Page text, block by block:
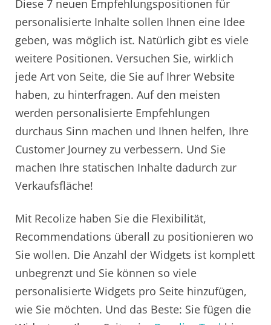
Diese 7 neuen Empfehlungspositionen für
personalisierte Inhalte sollen Ihnen eine Idee
geben, was möglich ist. Natürlich gibt es viele
weitere Positionen. Versuchen Sie, wirklich
jede Art von Seite, die Sie auf Ihrer Website
haben, zu hinterfragen. Auf den meisten
werden personalisierte Empfehlungen
durchaus Sinn machen und Ihnen helfen, Ihre
Customer Journey zu verbessern. Und Sie
machen Ihre statischen Inhalte dadurch zur
Verkaufsfläche!
Mit Recolize haben Sie die Flexibilität,
Recommendations überall zu positionieren wo
Sie wollen. Die Anzahl der Widgets ist komplett
unbegrenzt und Sie können so viele
personalisierte Widgets pro Seite hinzufügen,
wie Sie möchten. Und das Beste: Sie fügen die